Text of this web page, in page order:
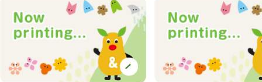
動物園その他 117
植物園 510
植物たち 407